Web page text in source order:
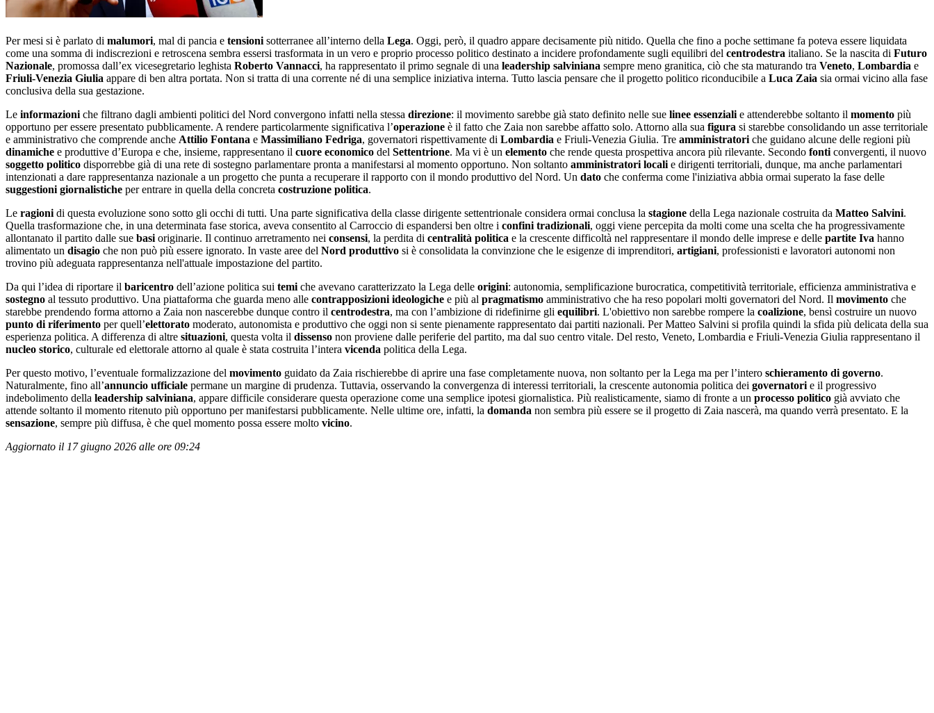
Per mesi si è parlato di malumori, mal di pancia e tensioni sotterranee all’interno della Lega. Oggi, però, il quadro appare decisamente più nitido. Quella che fino a poche settimane fa poteva essere liquidata
come una somma di indiscrezioni e retroscena sembra essersi trasformata in un vero e proprio processo politico destinato a incidere profondamente sugli equilibri del centrodestra italiano. Se la nascita di Futuro
Nazionale, promossa dall’ex vicesegretario leghista Roberto Vannacci, ha rappresentato il primo segnale di una leadership salviniana sempre meno granitica, ciò che sta maturando tra Veneto, Lombardia e
Friuli-Venezia Giulia appare di ben altra portata. Non si tratta di una corrente né di una semplice iniziativa interna. Tutto lascia pensare che il progetto politico riconducibile a Luca Zaia sia ormai vicino alla fase
conclusiva della sua gestazione.
Le informazioni che filtrano dagli ambienti politici del Nord convergono infatti nella stessa direzione: il movimento sarebbe già stato definito nelle sue linee essenziali e attenderebbe soltanto il momento più
opportuno per essere presentato pubblicamente. A rendere particolarmente significativa l’operazione è il fatto che Zaia non sarebbe affatto solo. Attorno alla sua figura si starebbe consolidando un asse territoriale
e amministrativo che comprende anche Attilio Fontana e Massimiliano Fedriga, governatori rispettivamente di Lombardia e Friuli-Venezia Giulia. Tre amministratori che guidano alcune delle regioni più
dinamiche e produttive d’Europa e che, insieme, rappresentano il cuore economico del Settentrione. Ma vi è un elemento che rende questa prospettiva ancora più rilevante. Secondo fonti convergenti, il nuovo
soggetto politico disporrebbe già di una rete di sostegno parlamentare pronta a manifestarsi al momento opportuno. Non soltanto amministratori locali e dirigenti territoriali, dunque, ma anche parlamentari
intenzionati a dare rappresentanza nazionale a un progetto che punta a recuperare il rapporto con il mondo produttivo del Nord. Un dato che conferma come l'iniziativa abbia ormai superato la fase delle
suggestioni giornalistiche per entrare in quella della concreta costruzione politica.
Le ragioni di questa evoluzione sono sotto gli occhi di tutti. Una parte significativa della classe dirigente settentrionale considera ormai conclusa la stagione della Lega nazionale costruita da Matteo Salvini.
Quella trasformazione che, in una determinata fase storica, aveva consentito al Carroccio di espandersi ben oltre i confini tradizionali, oggi viene percepita da molti come una scelta che ha progressivamente
allontanato il partito dalle sue basi originarie. Il continuo arretramento nei consensi, la perdita di centralità politica e la crescente difficoltà nel rappresentare il mondo delle imprese e delle partite Iva hanno
alimentato un disagio che non può più essere ignorato. In vaste aree del Nord produttivo si è consolidata la convinzione che le esigenze di imprenditori, artigiani, professionisti e lavoratori autonomi non
trovino più adeguata rappresentanza nell'attuale impostazione del partito.
Da qui l’idea di riportare il baricentro dell’azione politica sui temi che avevano caratterizzato la Lega delle origini: autonomia, semplificazione burocratica, competitività territoriale, efficienza amministrativa e
sostegno al tessuto produttivo. Una piattaforma che guarda meno alle contrapposizioni ideologiche e più al pragmatismo amministrativo che ha reso popolari molti governatori del Nord. Il movimento che
starebbe prendendo forma attorno a Zaia non nascerebbe dunque contro il centrodestra, ma con l’ambizione di ridefinirne gli equilibri. L'obiettivo non sarebbe rompere la coalizione, bensì costruire un nuovo
punto di riferimento per quell’elettorato moderato, autonomista e produttivo che oggi non si sente pienamente rappresentato dai partiti nazionali. Per Matteo Salvini si profila quindi la sfida più delicata della sua
esperienza politica. A differenza di altre situazioni, questa volta il dissenso non proviene dalle periferie del partito, ma dal suo centro vitale. Del resto, Veneto, Lombardia e Friuli-Venezia Giulia rappresentano il
nucleo storico, culturale ed elettorale attorno al quale è stata costruita l’intera vicenda politica della Lega.
Per questo motivo, l’eventuale formalizzazione del movimento guidato da Zaia rischierebbe di aprire una fase completamente nuova, non soltanto per la Lega ma per l’intero schieramento di governo.
Naturalmente, fino all’annuncio ufficiale permane un margine di prudenza. Tuttavia, osservando la convergenza di interessi territoriali, la crescente autonomia politica dei governatori e il progressivo
indebolimento della leadership salviniana, appare difficile considerare questa operazione come una semplice ipotesi giornalistica. Più realisticamente, siamo di fronte a un processo politico già avviato che
attende soltanto il momento ritenuto più opportuno per manifestarsi pubblicamente. Nelle ultime ore, infatti, la domanda non sembra più essere se il progetto di Zaia nascerà, ma quando verrà presentato. E la
sensazione, sempre più diffusa, è che quel momento possa essere molto vicino.
Aggiornato il 17 giugno 2026 alle ore 09:24